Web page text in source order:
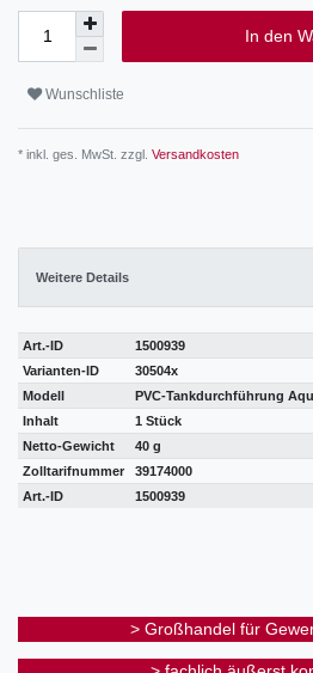
In den
Wunschliste
* inkl. ges. MwSt. zzgl. Versandkosten
Weitere Details
Art.-ID
1500939
Varianten-ID
30504x
Modell
PVC-Tankdurchführung
Inhalt
1 Stück
Netto-Gewicht
40 g
Zolltarifnummer
39174000
Art.-ID
1500939
> Großhandel für